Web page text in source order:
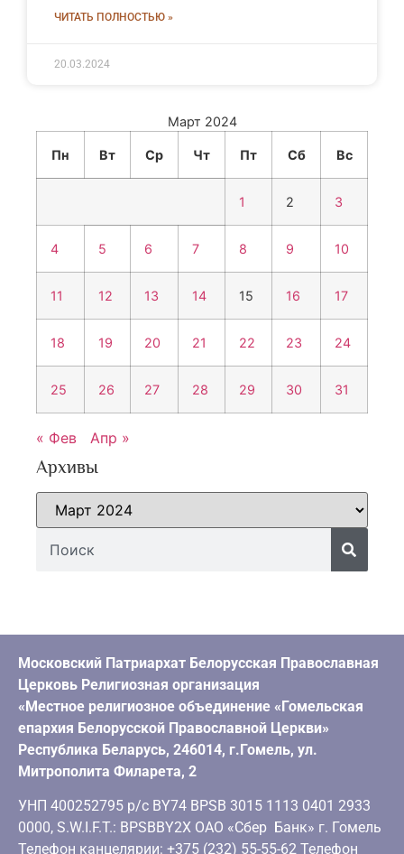
ЧИТАТЬ ПОЛНОСТЬЮ »
20.03.2024
Март 2024
Пн Вт Ср Чт Пт Сб Вс
1 2 3
4 5 6 7 8 9 10
11 12 13 14 15 16 17
18 19 20 21 22 23 24
25 26 27 28 29 30 31
« Фев Апр »
Архивы
Московский Патриархат Белорусская Православная
Церковь Религиозная организация
«Местное религиозное объединение «Гомельская
епархия Белорусской Православной Церкви»
Республика Беларусь, 246014, г.Гомель, ул.
Митрополита Филарета, 2
УНП 400252795 р/с BY74 BPSB 3015 1113 0401 2933
0000, S.W.I.F.T.: BPSBBY2X ОАО «Сбер Банк» г. Гомель
Телефон канцелярии: +375 (232) 55-55-62 Телефон